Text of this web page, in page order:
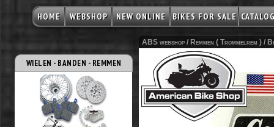
HOME WEBSHOP NEW ONLINE BIKES FOR SALE
WIELEN - BANDEN - REMMEN
ABS webshop / Remmen ( Trommelrem ) /